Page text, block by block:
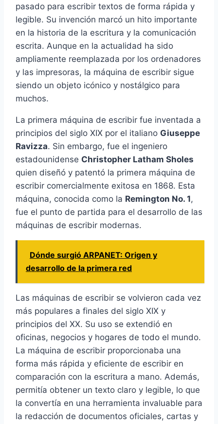
pasado para escribir textos de forma rápida y
legible. Su invención marcó un hito importante
en la historia de la escritura y la comunicación
escrita. Aunque en la actualidad ha sido
ampliamente reemplazada por los ordenadores
y las impresoras, la máquina de escribir sigue
siendo un objeto icónico y nostálgico para
muchos.
La primera máquina de escribir fue inventada a
principios del siglo XIX por el italiano Giuseppe
Ravizza. Sin embargo, fue el ingeniero
estadounidense Christopher Latham Sholes
quien diseñó y patentó la primera máquina de
escribir comercialmente exitosa en 1868. Esta
máquina, conocida como la Remington No. 1,
fue el punto de partida para el desarrollo de las
máquinas de escribir modernas.
Dónde surgió ARPANET: Origen y
desarrollo de la primera red
Las máquinas de escribir se volvieron cada vez
más populares a finales del siglo XIX y
principios del XX. Su uso se extendió en
oficinas, negocios y hogares de todo el mundo.
La máquina de escribir proporcionaba una
forma más rápida y eficiente de escribir en
comparación con la escritura a mano. Además,
permitía obtener un texto claro y legible, lo que
la convertía en una herramienta invaluable para
la redacción de documentos oficiales, cartas y